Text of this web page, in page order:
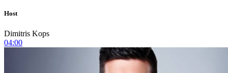
Host
Dimitris Kops
04:00